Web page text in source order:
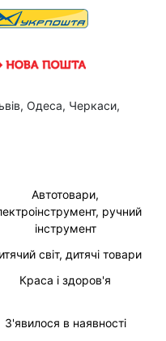
Одеса, Черкаси,
Автотовари,
ручний
інструмент
світ, дитячі товари
Краса і здоров'я
З'явилося в наявності